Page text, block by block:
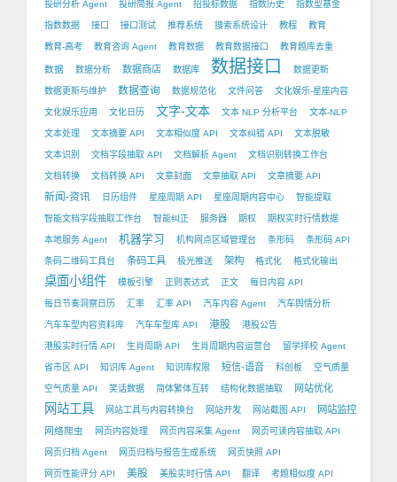
投研分析 Agent 投研简报 Agent 招投标数据 指数历史 指数型基金
指数数据 接口 接口测试 推荐系统 搜索系统设计 教程 教育
教育-高考 教育咨询 Agent 教育数据 教育数据接口 教育题库去重
数据 数据分析 数据商店 数据库 数据接口 数据更新
数据更新与维护 数据查询 数据规范化 文件问答 文化娱乐-星座内容
文化娱乐应用 文化日历 文字-文本 文本 NLP 分析平台 文本-NLP
文本处理 文本摘要 API 文本相似度 API 文本纠错 API 文本脱敏
文本识别 文档字段抽取 API 文档解析 Agent 文档识别转换工作台
文档转换 文档转换 API 文章封面 文章抽取 API 文章摘要 API
新闻-资讯 日历组件 星座周期 API 星座周期内容中心 智能提取
智能文档字段抽取工作台 智能纠正 服务器 期权 期权实时行情数据
本地服务 Agent 机器学习 机构网点区域管理台 条形码 条形码 API
条码二维码工具台 条码工具 极光推送 架构 格式化 格式化输出
桌面小组件 模板引擎 正则表达式 正文 每日内容 API
每日节奏洞察日历 汇率 汇率 API 汽车内容 Agent 汽车舆情分析
汽车车型内容资料库 汽车车型库 API 港股 港股公告
港股实时行情 API 生肖周期 API 生肖周期内容运营台 留学择校 Agent
省市区 API 知识库 Agent 知识库权限 短信-语音 科创板 空气质量
空气质量 API 笑话数据 简体繁体互转 结构化数据抽取 网站优化
网站工具 网站工具与内容转换台 网站开发 网站截图 API
网站监控
网络爬虫
网页内容处理 网页内容采集 Agent 网页可读内容抽取 API
网页归档 Agent 网页归档与报告生成系统 网页快照 API
网页性能评分 API 美股 美股实时行情 API 翻译 考题相似度 API